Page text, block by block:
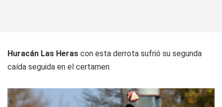
Huracán Las Heras con esta derrota sufrió su segunda
caída seguida en el certamen.